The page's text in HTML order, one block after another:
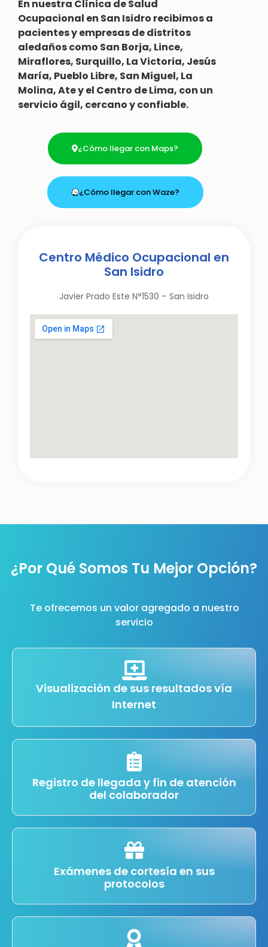
En nuestra Clínica de Salud
Ocupacional en San Isidro recibimos a
pacientes y empresas de distritos
aledaños como San Borja, Lince,
Miraflores, Surquillo, La Victoria, Jesús
María, Pueblo Libre, San Miguel, La
Molina, Ate y el Centro de Lima, con un
servicio ágil, cercano y confiable.
¿Cómo llegar con Maps?
¿Cómo llegar con Waze?
Centro Médico Ocupacional en
San Isidro
Javier Prado Este N°1530 – San Isidro
¿Por Qué Somos Tu Mejor Opción?
Te ofrecemos un valor agregado a nuestro
servicio
Visualización de sus resultados vía
Internet
Registro de llegada y fin de atención
del colaborador
Exámenes de cortesía en sus
protocolos